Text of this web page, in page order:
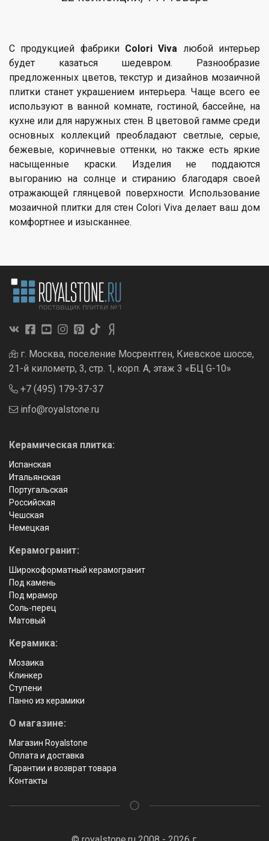
С продукцией фабрики Colori Viva любой интерьер
будет казаться шедевром. Разнообразие
предложенных цветов, текстур и дизайнов мозаичной
плитки станет украшением интерьера. Чаще всего ее
используют в ванной комнате, гостиной, бассейне, на
кухне или для наружных стен. В цветовой гамме среди
основных коллекций преобладают светлые, серые,
бежевые, коричневые оттенки, но также есть яркие
насыщенные краски. Изделия не поддаются
выгоранию на солнце и стиранию благодаря своей
отражающей глянцевой поверхности. Использование
мозаичной плитки для стен Colori Viva делает ваш дом
комфортнее и изысканнее.
г. Москва, поселение Мосрентген, Киевское шоссе,
21-й километр, 3, стр. 1, корп. А, этаж 3 «БЦ G-10»
+7 (495) 179-37-37
info@royalstone.ru
Керамическая плитка:
Испанская
Итальянская
Португальская
Российская
Чешская
Немецкая
Керамогранит:
Широкоформатный керамогранит
Под камень
Под мрамор
Соль-перец
Матовый
Керамика:
Мозаика
Клинкер
Ступени
Панно из керамики
О магазине:
Магазин Royalstone
Оплата и доставка
Гарантии и возврат товара
Контакты